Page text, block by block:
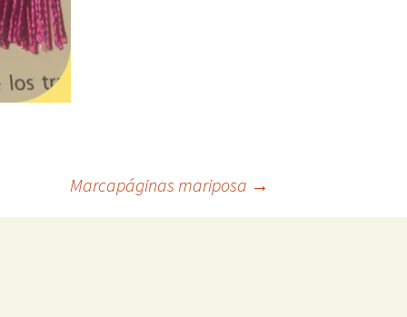
Marcapáginas mariposa →